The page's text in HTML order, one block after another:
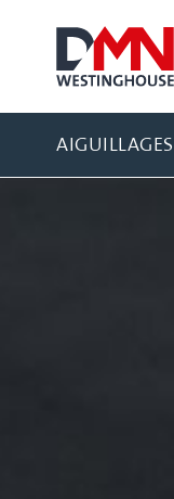
AIGUILLAGES